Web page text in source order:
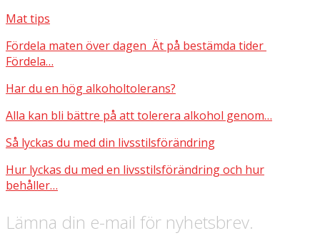
Mat tips
Fördela maten över dagen Ät på bestämda tider
Fördela…
Har du en hög alkoholtolerans?
Alla kan bli bättre på att tolerera alkohol genom…
Så lyckas du med din livsstilsförändring
Hur lyckas du med en livsstilsförändring och hur
behåller…
Lämna din e-mail för nyhetsbrev.